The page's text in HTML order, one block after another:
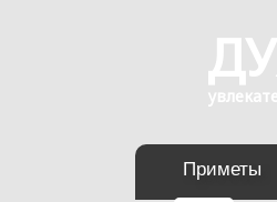
Приметы